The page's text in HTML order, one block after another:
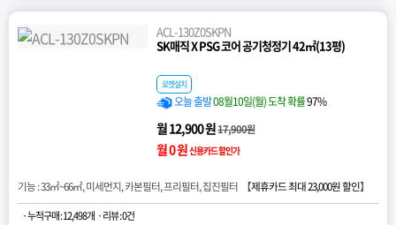
ACL-130Z0SKPN
SK매직 X PSG 코어 공기청정기 42㎡(13평)
로켓설치
오늘 출발08월10일(월) 도착 확률97%
월 12,900 원17,900원
월 0 원신용카드 할인가
기능 : 33㎡~66㎡, 미세먼지, 카본필터, 프리필터, 집진필터 【제휴카드 최대 23,000원 할인】
· 누적구매 : 12,498개 · 리뷰 : 0건